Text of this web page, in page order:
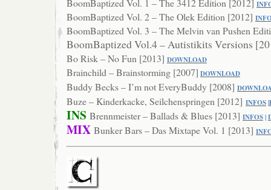
BoomBaptized Vol. 1 – The 3412 Edition [2012]
BoomBaptized Vol. 2 – The Olek Edition [2012]
BoomBaptized Vol. 3 – The Melvin van Pushen
BoomBaptized Vol.4 – Autistikits Versions
Bo Risk – No Fun [2013] DOWNLOAD
Brainchild – Brainstorming [2007] DOWNLOAD
Buddy Becks – I’m not EveryBuddy [2008]
Buze – Kinderkacke, Seilchenspringen [2012] INFOS|
INS Brennmeister – Ballads & Blues [2013] INFOS|
MIX Bunker Bars – Das Mixtape Vol. 1 [2013] IN